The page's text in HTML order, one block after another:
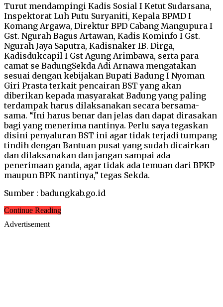
Turut mendampingi Kadis Sosial I Ketut Sudarsana,
Inspektorat Luh Putu Suryaniti, Kepala BPMD I
Komang Argawa, Direktur BPD Cabang Mangupura I
Gst. Ngurah Bagus Artawan, Kadis Kominfo I Gst.
Ngurah Jaya Saputra, Kadisnaker IB. Dirga,
Kadisdukcapil I Gst Agung Arimbawa, serta para
camat se BadungSekda Adi Arnawa mengatakan
sesuai dengan kebijakan Bupati Badung I Nyoman
Giri Prasta terkait pencairan BST yang akan
diberikan kepada masyarakat Badung yang paling
terdampak harus dilaksanakan secara bersama-
sama. “Ini harus benar dan jelas dan dapat dirasakan
bagi yang menerima nantinya. Perlu saya tegaskan
disini penyaluran BST ini agar tidak terjadi tumpang
tindih dengan Bantuan pusat yang sudah dicairkan
dan dilaksanakan dan jangan sampai ada
penerimaan ganda, agar tidak ada temuan dari BPKP
maupun BPK nantinya,” tegas Sekda.
Sumber : badungkab.go.id
Continue Reading
Advertisement